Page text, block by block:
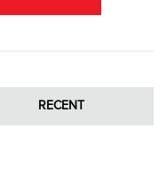
RECENT